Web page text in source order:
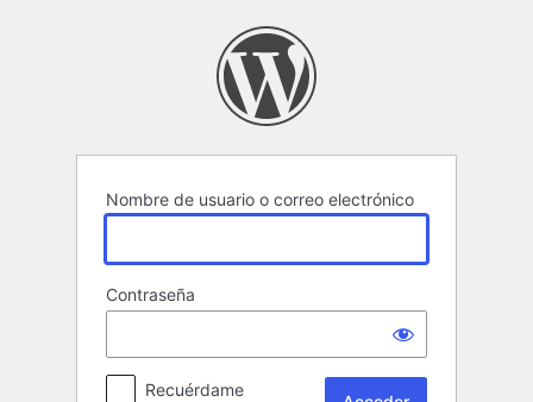
Nombre de usuario o correo electrónico
Contraseña
Recuérdame